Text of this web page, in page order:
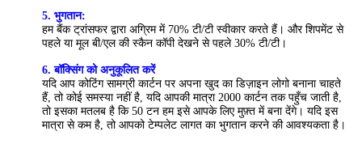
5. भुगतान:
हम बैंक ट्रांसफर द्वारा अग्रिम में 70% टी/टी स्वीकार करते हैं। और शिपमेंट से
पहले या मूल बी/एल की स्कैन कॉपी देखने से पहले 30% टी/टी।
6. बॉक्सिंग को अनुकूलित करें
यदि आप कोटिंग सामग्री कार्टन पर अपना खुद का डिज़ाइन लोगो बनाना चाहते
हैं, तो कोई समस्या नहीं है, यदि आपकी मात्रा 2000 कार्टन तक पहुँच जाती है,
तो इसका मतलब है कि 50 टन हम इसे आपके लिए मुफ़्त में बना देंगे। यदि इस
मात्रा से कम है, तो आपको टेम्पलेट लागत का भुगतान करने की आवश्यकता है।